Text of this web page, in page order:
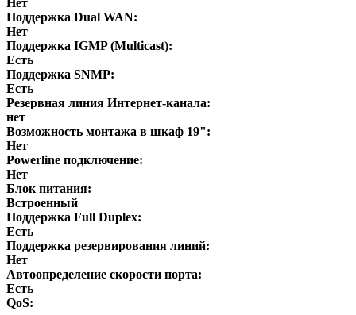
Поддержка Dual WAN:
Нет
Поддержка IGMP (Multicast):
Есть
Поддержка SNMP:
Есть
Резервная линия Интернет-канала:
нет
Возможность монтажа в шкаф 19":
Нет
Powerline подключение:
Нет
Блок питания:
Встроенный
Поддержка Full Duplex:
Есть
Поддержка резервирования линий:
Нет
Автоопределение скорости порта:
Есть
QoS: